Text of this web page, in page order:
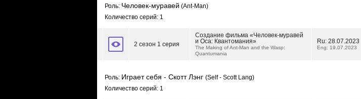
Роль: Человек-муравей (Ant-Man)
Количество серий: 1
2 сезон 1 серия
Создание фильма «Человек-муравей
и Оса: Квантомания»
The Making of Ant-Man and the Wasp:
Quantumania
Ru: 28.07.2023
Eng: 19.07.2023
Роль: Играет себя - Скотт Лэнг (Self - Scott Lang)
Количество серий: 1